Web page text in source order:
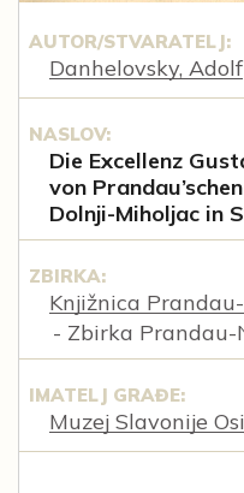
AUTOR/STVARATELJ:
Danhelovsky, Adolf
NASLOV:
Die Excellenz
von
Dolnji-Miholjac in
ZBIRKA:
Knjižnica
- Zbirka Prandau-
IMATELJ GRAĐE:
Muzej Slavonije